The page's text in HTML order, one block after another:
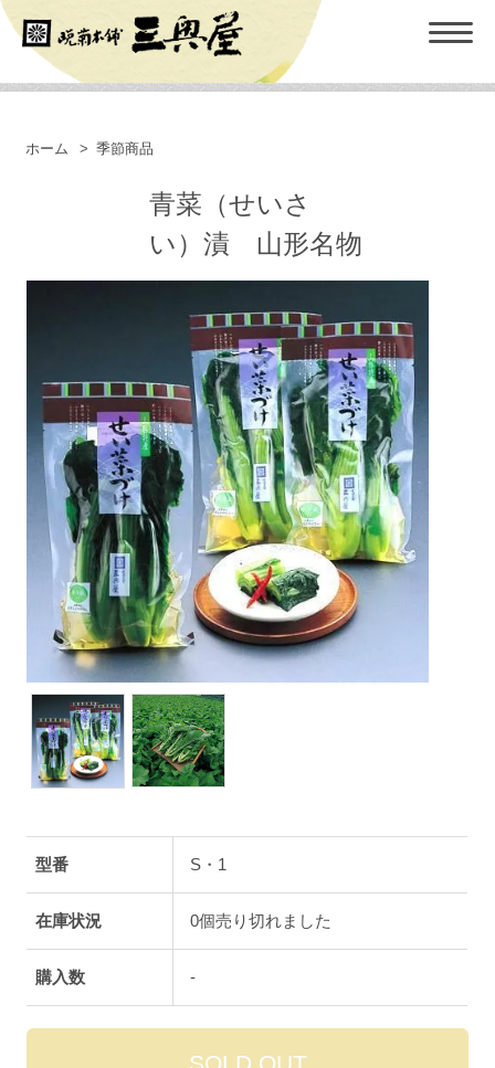
ホーム > 季節商品
青菜（せいさ
い）漬 山形名物
型番 S・1
在庫状況 0個売り切れました
購入数 -